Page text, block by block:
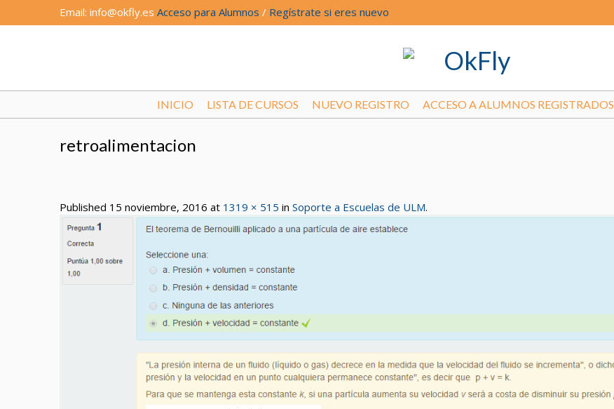
Email: info@okfly.es Acceso para Alumnos / Regístrate si eres nuevo
INICIO LISTA DE CURSOS NUEVO REGISTRO ACCESO A ALUMNOS REGISTRADOS
retroalimentacion
Published 15 noviembre, 2016 at 1319 × 515 in Soporte a Escuelas de ULM.